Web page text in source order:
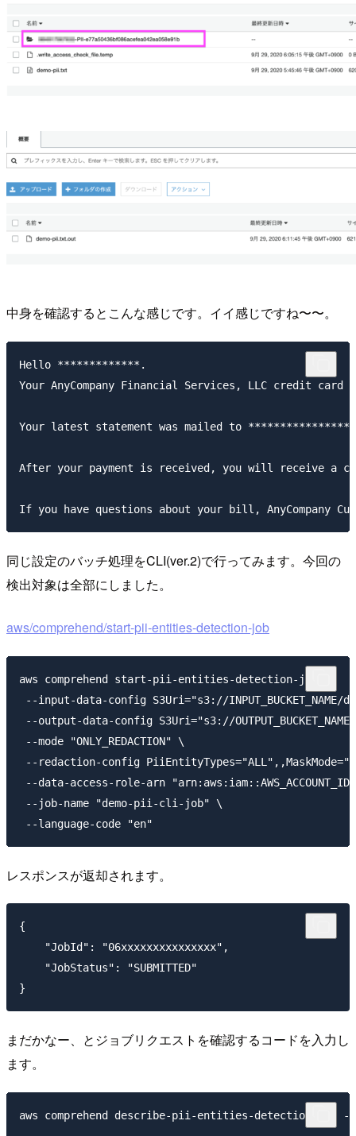
中身を確認するとこんな感じです。イイ感じですね〜〜。
Hello *************.
Your AnyCompany Financial Services, LLC credit
Your latest statement was mailed to
After your payment is received, you will receive a
同じ設定のバッチ処理をCLI(ver.2)で行ってみます。今回の
検出対象は全部にしました。
aws/comprehend/start-pii-entities-detection-job
aws comprehend start-pii-entities-detection-job \
--input-data-config S3Uri="s3://INPUT_BUCKET_NAME/
--output-data-config S3Uri="s3://
--mode "ONLY_REDACTION" \
--redaction-config
--data-access-role-arn
--job-name "demo-pii-cli-job" \
レスポンスが返却されます。
{
    "JobId": "06xxxxxxxxxxxxxxx",
    "JobStatus": "SUBMITTED"
まだかなー、とジョブリクエストを確認するコードを入力し
ます。